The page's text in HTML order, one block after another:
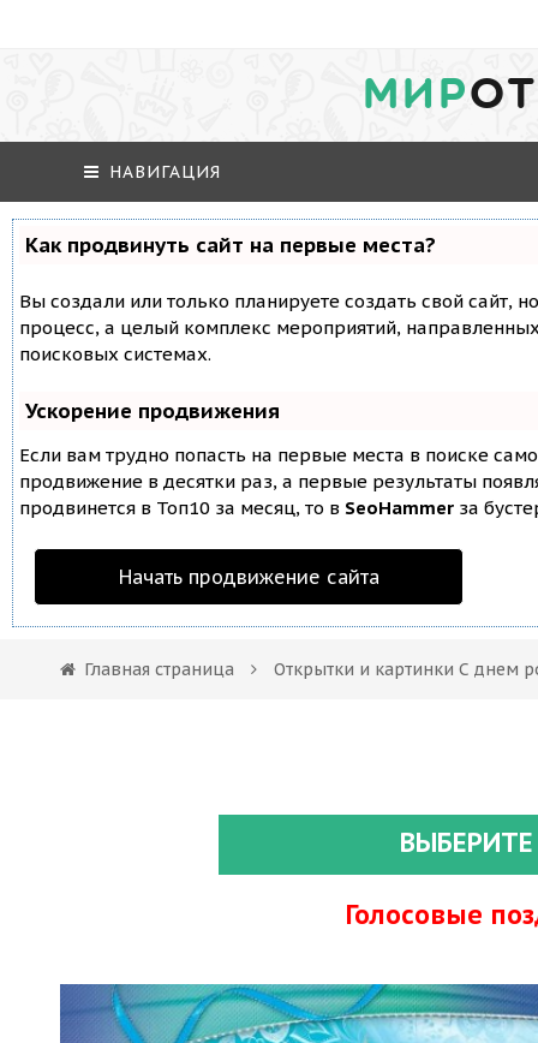
МИР
НАВИГАЦИЯ
Как продвинуть сайт на первые места?
Вы создали или только планируете создать свой сайт,
процесс, а целый комплекс мероприятий,
поисковых системах.
Ускорение продвижения
Если вам трудно попасть на первые места в поиске
продвижение в десятки раз, а первые результаты
продвинется в Топ10 за месяц, то в SeoHammer за
Начать продвижение сайта
Главная страница Открытки и картинки С днем
Голосовые